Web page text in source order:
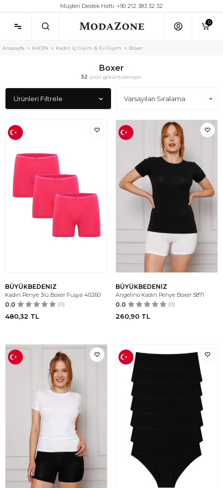
Müşteri Destek Hattı: +90 212 383 32 32
0
Anasayfa KADIN Kadın İç Giyim & Ev Giyim Boxer
Boxer
52 ürün görüntüleniyor.
Ürünleri Filtrele
BÜYÜKBEDENIZ
Kadın Penye 3lü Boxer Fuşya 40260
0.0 (0)
480,32 TL
BÜYÜKBEDENIZ
Angelino Kadın Penye Boxer 5871
0.0 (0)
260,90 TL